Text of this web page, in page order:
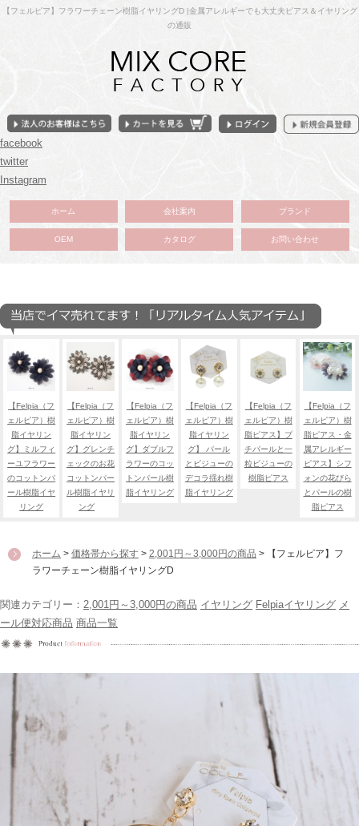
【フェルピア】フラワーチェーン樹脂イヤリングD |金属アレルギーでも大丈夫ピアス＆イヤリング
の通販
facebook
twitter
Instagram
ホーム 会社案内 ブランド
OEM カタログ お問い合わせ
【Felpia（フ
ェルピア）樹
脂イヤリン
グ】ミルフィ
ーユフラワー
のコットンパ
ール樹脂イヤ
リング
【Felpia（フ
ェルピア）樹
脂イヤリン
グ】グレンチ
ェックのお花
コットンパー
ル樹脂イヤリ
ング
【Felpia（フ
ェルピア）樹
脂イヤリン
グ】ダブルフ
ラワーのコッ
トンパール樹
脂イヤリング
【Felpia（フ
ェルピア）樹
脂イヤリン
グ】 パール
とビジューの
デコラ揺れ樹
脂イヤリング
【Felpia（フ
ェルピア）樹
脂ピアス】プ
チパールと一
粒ビジューの
樹脂ピアス
【Felpia（フ
ェルピア）樹
脂ピアス・金
属アレルギー
ピアス】シフ
ォンの花びら
とパールの樹
脂ピアス
ホーム > 価格帯から探す > 2,001円～3,000円の商品 > 【フェルピア】フ
ラワーチェーン樹脂イヤリングD
関連カテゴリー： 2,001円～3,000円の商品 イヤリング Felpiaイヤリング メ
ール便対応商品 商品一覧